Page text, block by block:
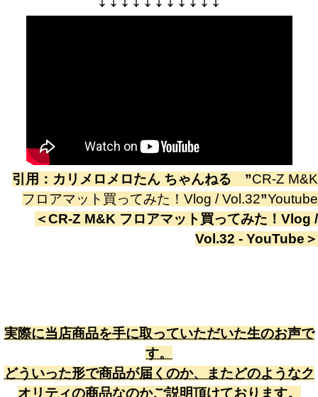
引用： カリメロメロたん ちゃんねる ”CR-Z M&K
フロアマット買ってみた！Vlog / Vol.32”Youtube
＜CR-Z M&K フロアマット買ってみた！Vlog /
Vol.32 - YouTube ＞
実際に当店商品を手に取っていただいた生のお声で
す。
どういった形で商品が届くのか、またどのようなク
オリティの商品なのかご説明頂けております。